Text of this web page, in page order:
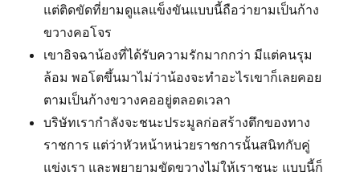
แต่ติดขัดที่ยามดูแลแข็งขันแบบนี้ถือว่ายามเป็นก้าง
ขวางคอโจร
เขาอิจฉาน้องที่ได้รับความรักมากกว่า มีแต่คนรุม
ล้อม พอโตขึ้นมาไม่ว่าน้องจะทำอะไรเขาก็เลยคอย
ตามเป็นก้างขวางคออยู่ตลอดเวลา
บริษัทเรากำลังจะชนะประมูลก่อสร้างตึกของทาง
ราชการ แต่ว่าหัวหน้าหน่วยราชการนั้นสนิทกับคู่
แข่งเรา และพยายามขัดขวางไม่ให้เราชนะ แบบนี้ก็